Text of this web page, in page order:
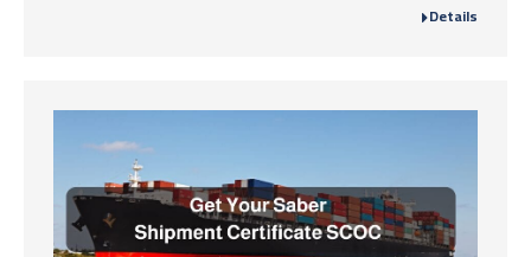
Details